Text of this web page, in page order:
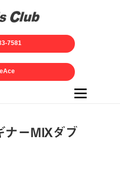
7581
メニュー
ーMIXダブ